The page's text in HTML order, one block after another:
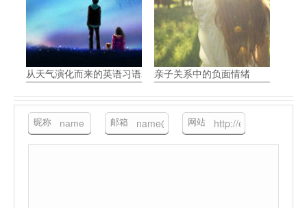
从天气演化而来的英语习语表达亲子关系中的负面情绪
昵称 邮箱 网站